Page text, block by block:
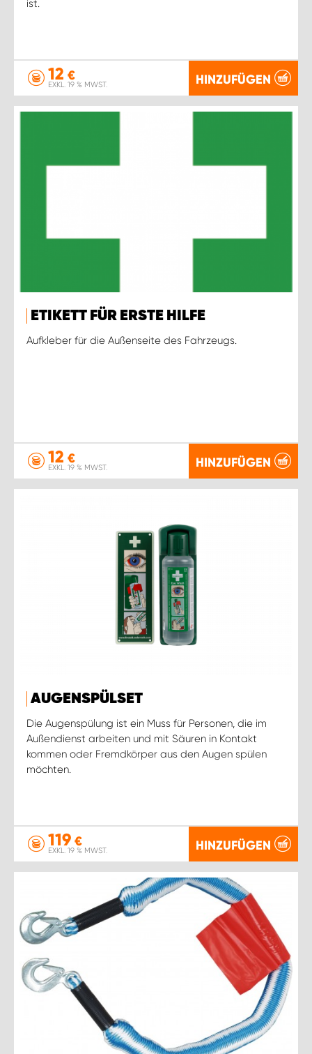
ist.
12 €
EXKL. 19 % MWST. HINZUFÜGEN
ETIKETT FÜR ERSTE HILFE
Aufkleber für die Außenseite des Fahrzeugs.
12 €
EXKL. 19 % MWST. HINZUFÜGEN
AUGENSPÜLSET
Die Augenspülung ist ein Muss für Personen, die im
Außendienst arbeiten und mit Säuren in Kontakt
kommen oder Fremdkörper aus den Augen spülen
möchten.
119 €
EXKL. 19 % MWST. HINZUFÜGEN